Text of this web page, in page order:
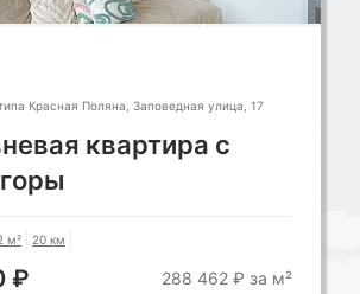
Красная Поляна, Заповедная улица, 17
квартира с
м² 20 км
₽ 288 462 ₽ за м²